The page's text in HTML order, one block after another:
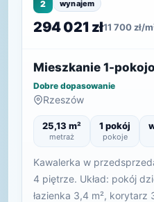
2 wynajem
294 021 zł11 700 zł/
Mieszkanie 1-
Dobre dopasowanie
Rzeszów
25,13 m²
metraż
1 pokój
pokoje
Kawalerka w
4 piętrze. Układ: pokój
łazienka 3,4 m², korytarz